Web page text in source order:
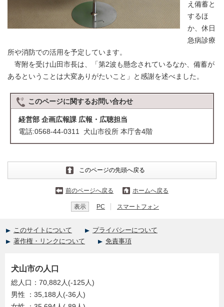
え備蓄と
するほ
か、休日
急病診療
所や消防での活用を予定しています。
寄附を受け山田市長は、「第2波も懸念されているなか、備蓄が
あるということは大変ありがたいこと」と感謝を述べました。
このページに関するお問い合わせ
経営部 企画広報課 広報・広聴担当
電話:0568-44-0311 犬山市役所 本庁舎4階
このページの先頭へ戻る
前のページへ戻る ホームへ戻る
表示 PC スマートフォン
このサイトについて
プライバシーについて
著作権・リンクについて
免責事項
犬山市の人口
総人口：70,882人(-125人)
男性 ：35,188人(-36人)